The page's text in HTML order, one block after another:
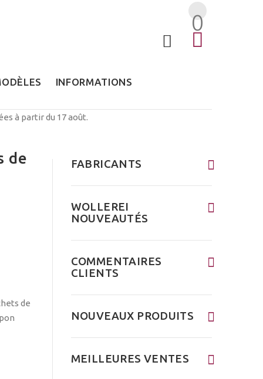
0
INFORMATIONS
à partir du 17 août.
de
FABRICANTS
WOLLEREI
NOUVEAUTÉS
COMMENTAIRES
CLIENTS
NOUVEAUX PRODUITS
MEILLEURES VENTES